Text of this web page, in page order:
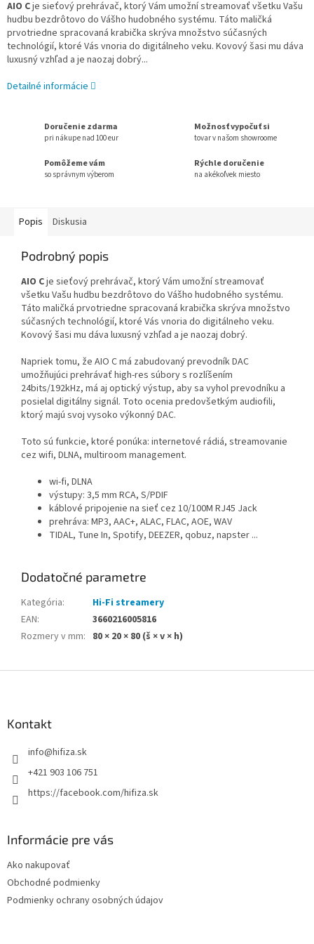
AIO Cje sieťový prehrávač, ktorý Vám umožní streamovať všetku Vašu
hudbu bezdrôtovo do Vášho hudobného systému. Táto maličká
prvotriedne spracovaná krabička skrýva množstvo súčasných
technológií, ktoré Vás vnoria do digitálneho veku. Kovový šasi mu dáva
luxusný vzhľad a je naozaj dobrý...
Detailné informácie
Doručenie zdarma
pri nákupe nad 100 eur
Možnosť vypočuť si
tovar v našom showroome
Pomôžeme vám
so správnym výberom
Rýchle doručenie
na akékoľvek miesto
Popis Diskusia
Podrobný popis
AIO Cje sieťový prehrávač, ktorý Vám umožní streamovať
všetku Vašu hudbu bezdrôtovo do Vášho hudobného systému.
Táto maličká prvotriedne spracovaná krabička skrýva množstvo
súčasných technológií, ktoré Vás vnoria do digitálneho veku.
Kovový šasi mu dáva luxusný vzhľad a je naozaj dobrý.
Napriek tomu, že AIO C má zabudovaný prevodník DAC
umožňujúci prehrávať high-res súbory s rozlíšením
24bits/192kHz, má aj optický výstup, aby sa vyhol prevodníku a
posielal digitálny signál. Toto ocenia predovšetkým audiofili,
ktorý majú svoj vysoko výkonný DAC.
Toto sú funkcie, ktoré ponúka: internetové rádiá, streamovanie
cez wifi, DLNA, multiroom management.
wi-fi, DLNA
výstupy: 3,5 mm RCA, S/PDIF
káblové pripojenie na sieť cez 10/100M RJ45 Jack
prehráva: MP3, AAC+, ALAC, FLAC, AOE, WAV
TIDAL, Tune In, Spotify, DEEZER, qobuz, napster ...
Dodatočné parametre
Kategória:
Hi-Fi streamery
EAN:
3660216005816
Rozmery v mm: 80 × 20 × 80 (š × v × h)
Kontakt
info@hifiza.sk
+421 903 106 751
https://facebook.com/hifiza.sk
Informácie pre vás
Ako nakupovať
Obchodné podmienky
Podmienky ochrany osobných údajov